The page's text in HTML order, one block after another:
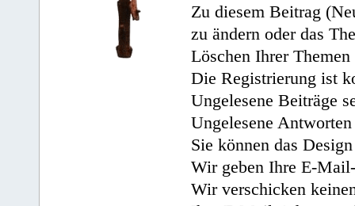
Zu diesem Beitrag
zu ändern oder das
Löschen Ihrer
Die Registrierung ist
Ungelesene Beiträge
Ungelesene
Sie können das
Wir geben Ihre E-
Wir verschicken